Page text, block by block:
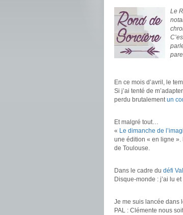
Le
En ce mois d’avril, le
Si j’ai tenté de
perdu brutalementun
Et malgré tout…
« Le dimanche de
une édition « en ligne ».
de Toulouse.
Dans le cadre du défi
Disque-monde : j’ai lu
Je me suis lancée dans
PAL : Clémente nous